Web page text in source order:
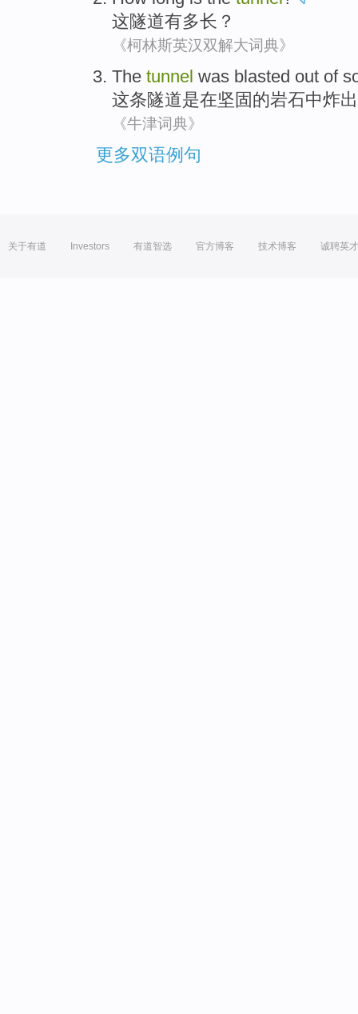
这隧道有多长 ？
《柯林斯英汉双解大词典》
The tunnel was blasted out of
这条隧道是在坚固的岩石中炸
《牛津词典》
更多双语例句
关于有道 Investors 有道智选 官方博客 技术博客 诚聘英才